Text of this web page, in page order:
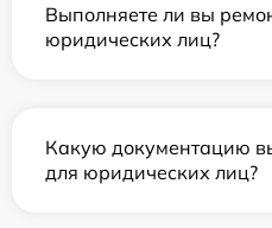
Выполняете ли вы
юридических лиц?
Какую документацию
для юридических лиц?